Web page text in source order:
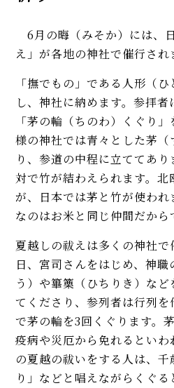
6月の晦（みそか）には、
え」が各地の神社で催行され
「撫でもの」である人形（
し、神社に納めます。参拝者
「茅の輪（ちのわ）くぐり
様の神社では青々とした茅
り、参道の中程に立ててあ
対で竹が結わえられます。
が、日本では茅と竹が使わ
なのはお米と同じ仲間だから
夏越しの祓えは多くの神社で
日、宮司さんをはじめ、神職
う）や篳篥（ひちりき）な
てくださり、参列者は行列
で茅の輪を3回くぐります。
疫病や災厄から免れるといわ
の夏越の祓いをする人は、
り」などと唱えながらくぐ